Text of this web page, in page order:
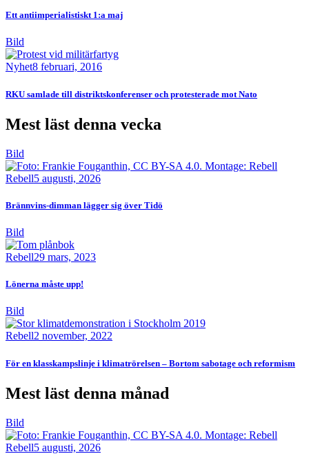
Ett antiimperialistiskt 1:a maj
Bild
Nyhet8 februari, 2016
RKU samlade till distriktskonferenser och protesterade mot Nato
Mest läst denna vecka
Bild
Rebell5 augusti, 2026
Brännvins-dimman lägger sig över Tidö
Bild
Rebell29 mars, 2023
Lönerna måste upp!
Bild
Rebell2 november, 2022
För en klasskampslinje i klimatrörelsen – Bortom sabotage och reformism
Mest läst denna månad
Bild
Rebell5 augusti, 2026